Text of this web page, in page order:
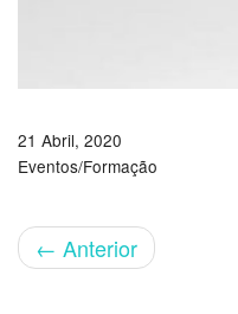
21 Abril, 2020
Eventos/Formação
← Anterior